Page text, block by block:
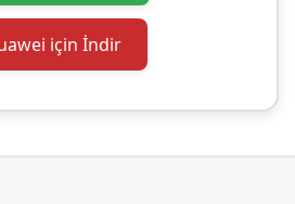
için İndir